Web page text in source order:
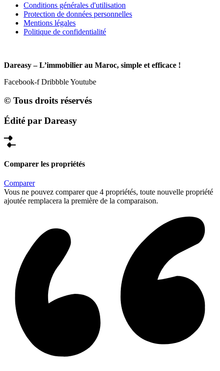
Conditions générales d'utilisation
Protection de données personnelles
Mentions légales
Politique de confidentialité
Dareasy – L’immobilier au Maroc, simple et efficace !
Facebook-f DribbbleYoutube
© Tous droits réservés
Édité par Dareasy
Comparer les propriétés
Comparer
Vous ne pouvez comparer que 4 propriétés, toute nouvelle propriété
ajoutée remplacera la première de la comparaison.